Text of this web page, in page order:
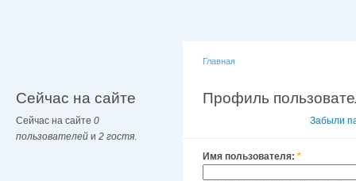
Сейчас на сайте
Сейчас на сайте 0
пользователей и 2 гостя.
Главная
Профиль
Забыли
Имя пользователя: *